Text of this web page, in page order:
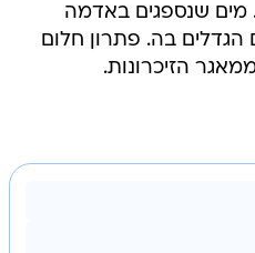
מים שנספגים באדמה
הגדלים בה. פתרון חלום
ממאגר הזיכרונות.